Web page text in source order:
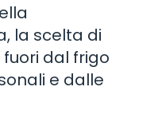
la scelta di
dal frigo
e dalle